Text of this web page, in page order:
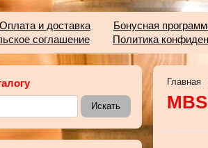
Оплата и доставка Бонусная
соглашение
Политика
Главная